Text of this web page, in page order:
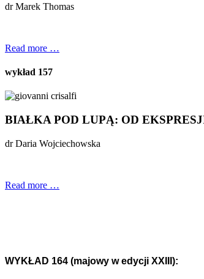
dr Marek Thomas
Read more …
wykład 157
BIAŁKA POD LUPĄ: OD
dr Daria Wojciechowska
Read more …
WYKŁAD 164 (majowy w edycji XXIII):